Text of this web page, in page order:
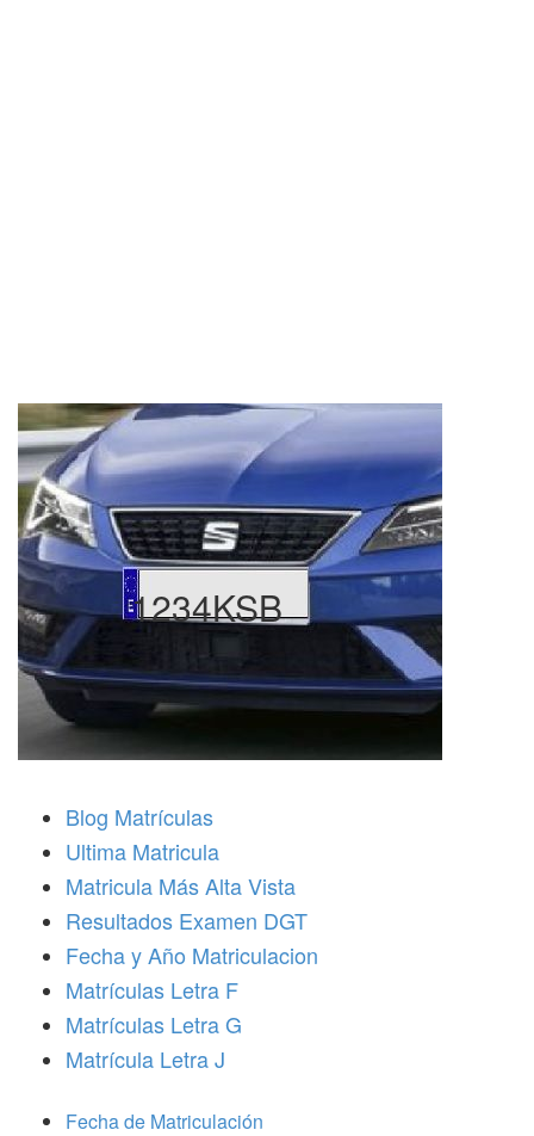
1234KSB
Blog Matrículas
Ultima Matricula
Matricula Más Alta Vista
Resultados Examen DGT
Fecha y Año Matriculacion
Matrículas Letra F
Matrículas Letra G
Matrícula Letra J
Fecha de Matriculación